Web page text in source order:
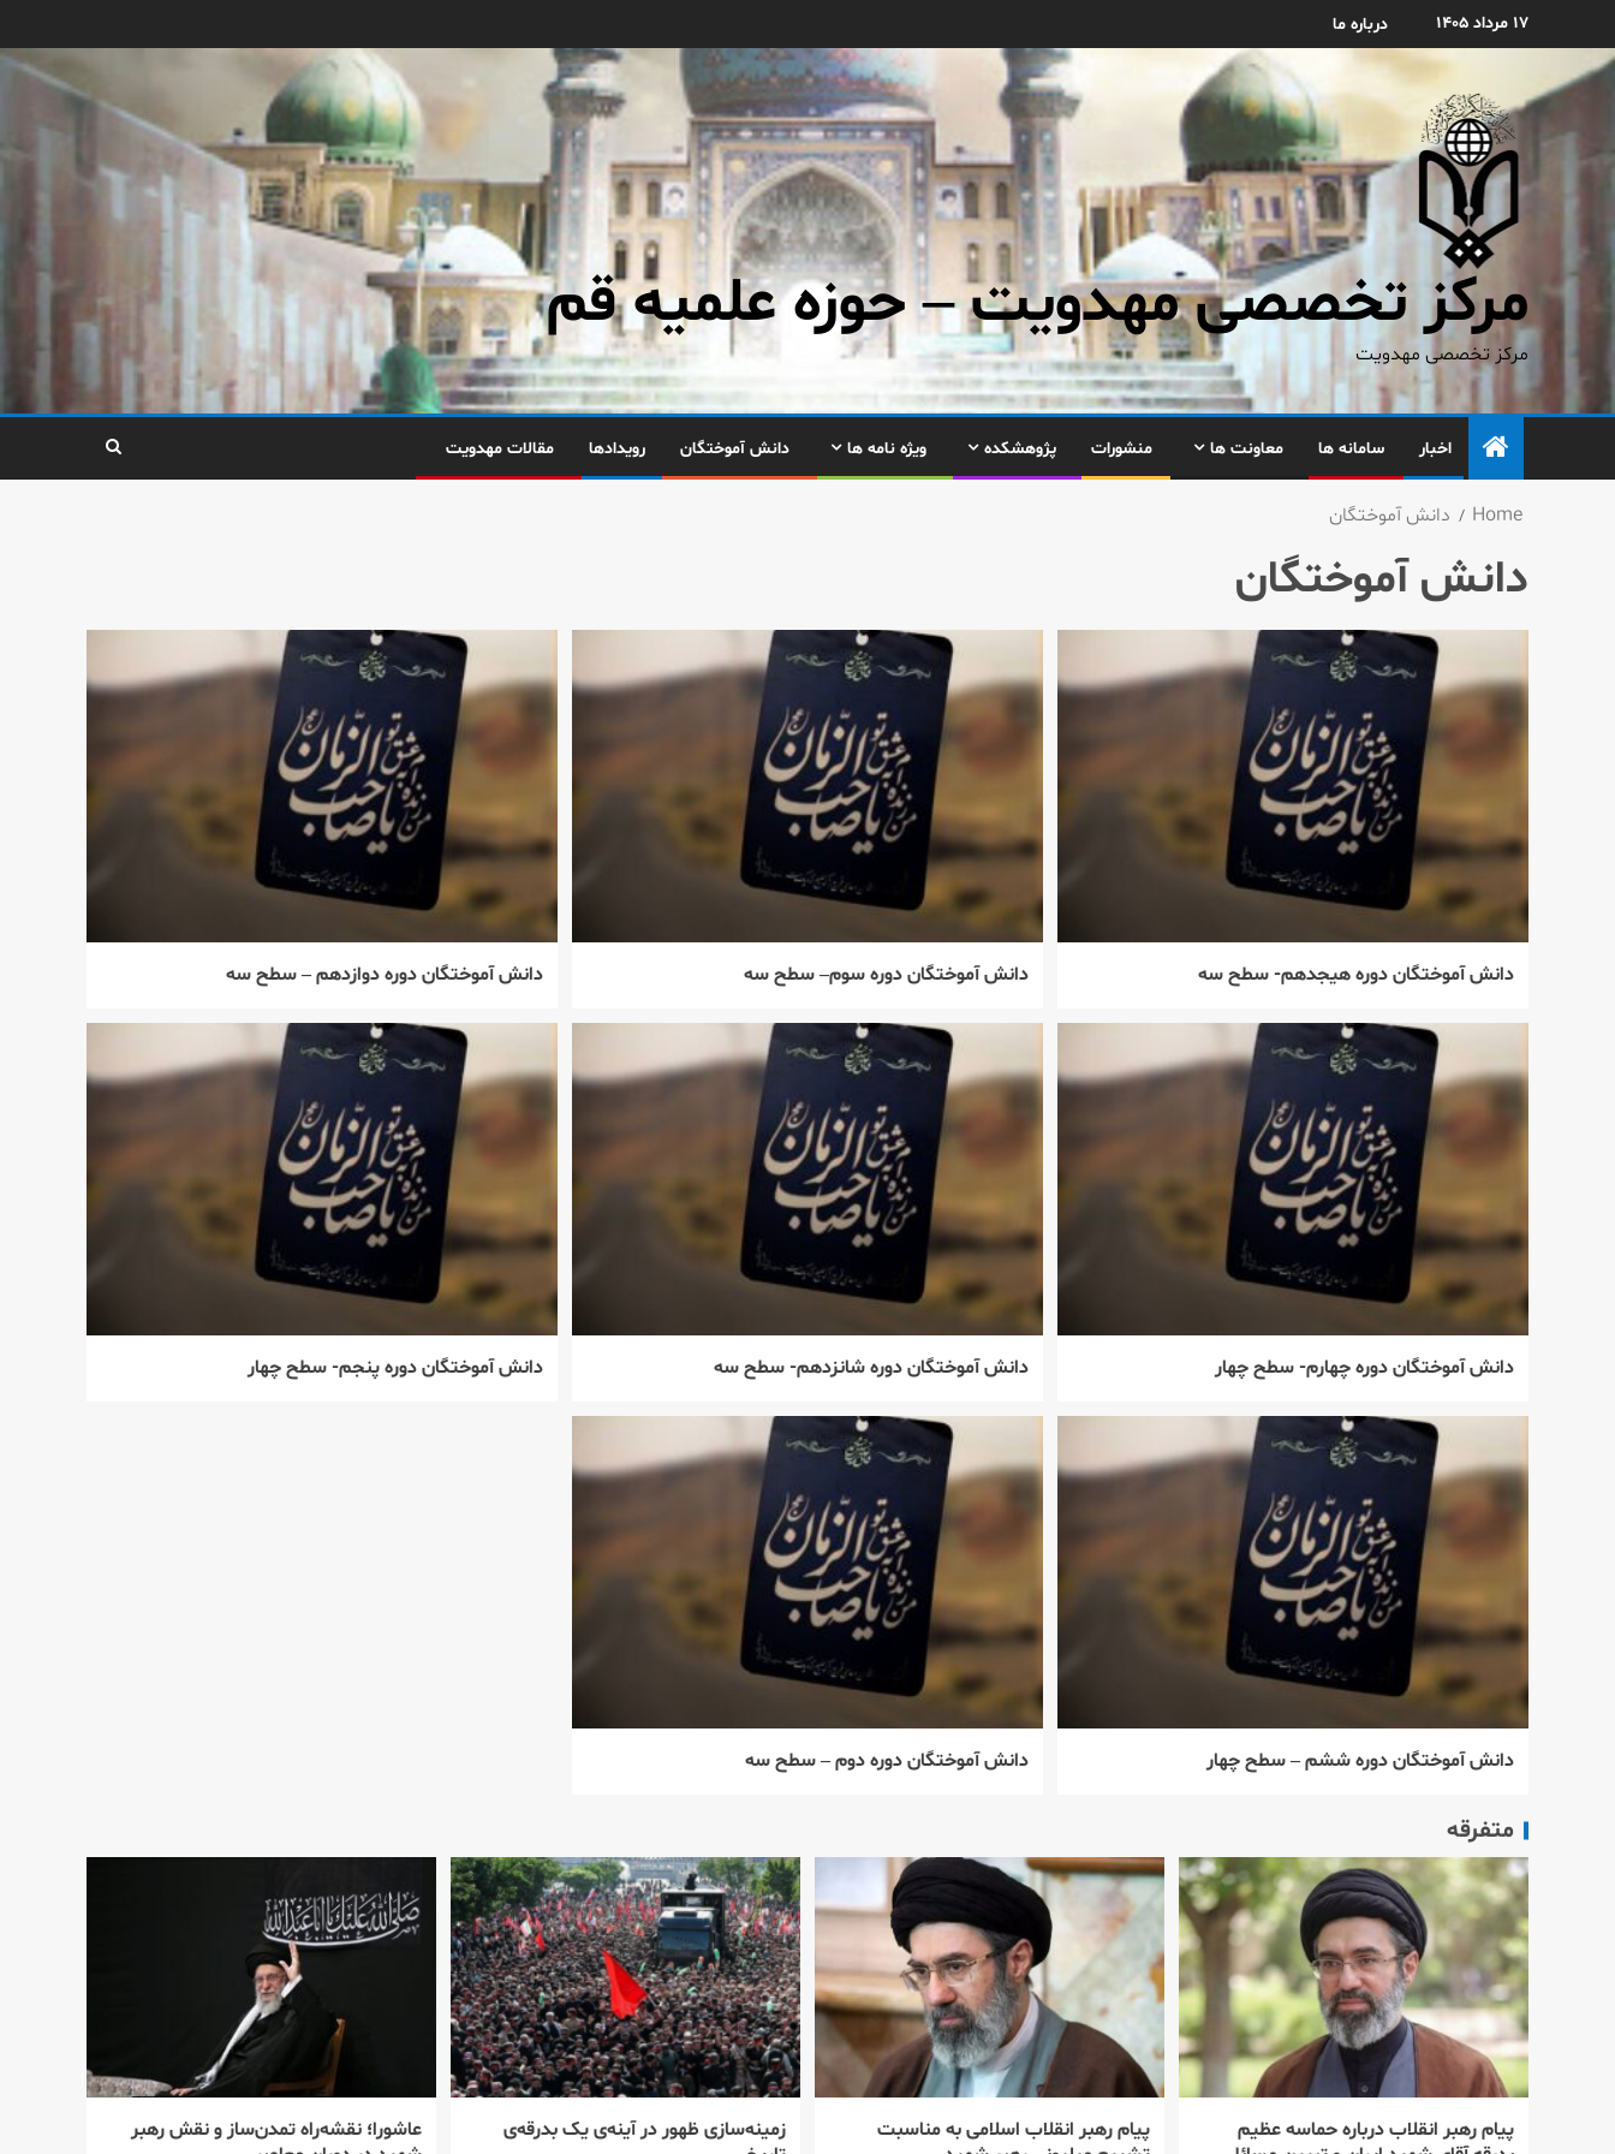
۱۷ مرداد ۱۴۰۵ درباره ما
مرکز تخصصی مهدویت – حوزه علمیه قم
مرکز تخصصی مهدویت
اخبار سامانه ها معاونت ها منشورات پژوهشکده ویژه نامه ها دانش آموختگان رویدادها مقالات مهدویت
Home دانش آموختگان
دانش آموختگان
دانش آموختگان دوره هیجدهم- سطح سه دانش آموختگان دوره سوم– سطح سه دانش آموختگان دوره دوازدهم – سطح سه
دانش آموختگان دوره چهارم- سطح چهار دانش آموختگان دوره شانزدهم- سطح سه دانش آموختگان دوره پنجم- سطح چهار
دانش آموختگان دوره ششم – سطح چهار دانش آموختگان دوره دوم – سطح سه
متفرقه
پیام رهبر انقلاب درباره حماسه عظیم
پیام رهبر انقلاب اسلامی به مناسبت
زمینه‌سازی ظهور در آینه‌ی یک بدرقه‌ی
عاشورا؛ نقشه‌راه تمدن‌ساز و نقش رهبر